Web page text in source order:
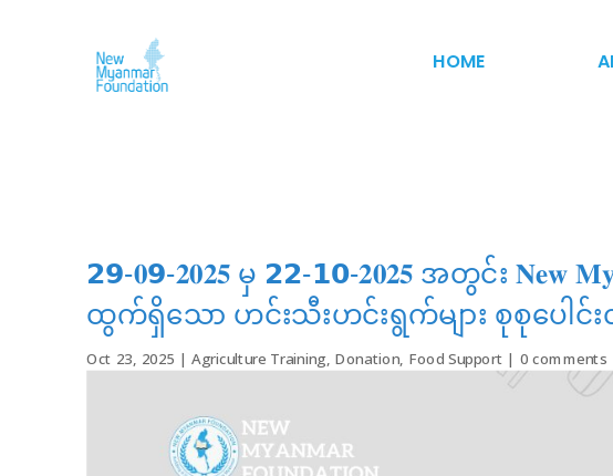
HOME
𝟮𝟵-𝟎𝟵-𝟐𝟎𝟐𝟓 မှ 𝟮𝟮-𝟭𝟬-𝟐𝟎𝟐𝟓 အတွင်း 𝐍𝐞𝐰
ထွက်ရှိသော ဟင်းသီးဟင်းရွက်များ စုစုပေါင်းလှူ
Oct 23, 2025 |Agriculture Training, Donation, Food Support | 0 comments